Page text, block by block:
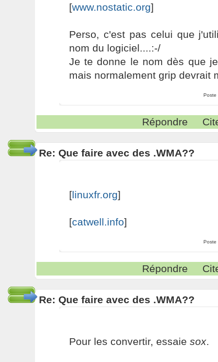
[www.nostatic.org]
Perso, c'est pas celui que
nom du logiciel....:-/
Je te donne le nom dès que
mais normalement grip devrait
Poste
Répondre
Re: Que faire avec des .WMA??
[linuxfr.org]
[catwell.info]
Poste
Répondre
Re: Que faire avec des .WMA??
Pour les convertir, essaie sox.